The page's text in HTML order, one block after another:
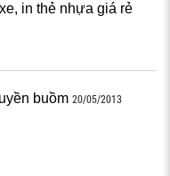
in thẻ nhựa giá rẻ
buồm 20/05/2013